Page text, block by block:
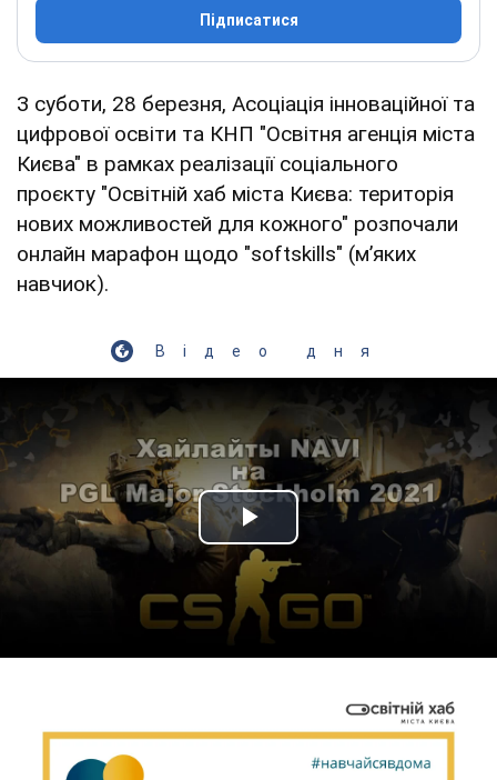
Підписатися
З суботи, 28 березня, Асоціація інноваційної та
цифрової освіти та КНП "Освітня агенція міста
Києва" в рамках реалізації соціального
проєкту "Освітній хаб міста Києва: територія
нових можливостей для кожного" розпочали
онлайн марафон щодо "softskills" (м’яких
навчиок).
Відео дня
Play Video